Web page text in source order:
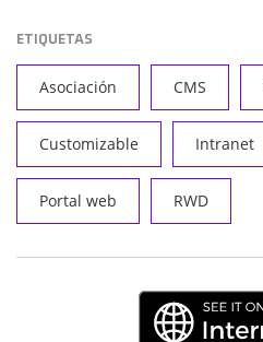
ETIQUETAS
Asociación CMS
Customizable Intranet
Portal web RWD